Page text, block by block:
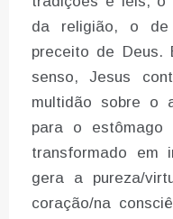
da religião, o
preceito de Deus.
senso, Jesus
multidão sobre o
para o estômago
transformado em
gera a pureza/
coração/na